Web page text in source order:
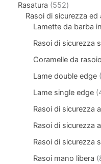
Rasatura
552
Rasoi di sicurezza ed
Lamette da barba
Rasoi di sicurezza
Coramelle da rasoio
Lame double edge
Lame single edge
Rasoi di sicurezza
Rasoi di sicurezza
Rasoi di sicurezza
Rasoi mano libera